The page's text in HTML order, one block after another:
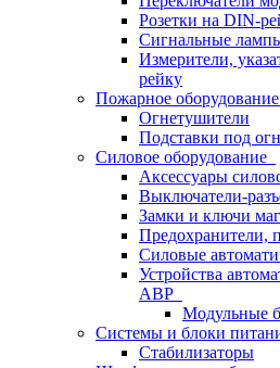
Розетки на DIN-
Сигнальные
Измерители,
рейку
Пожарное оборудование
Огнетушители
Подставки под
Силовое оборудование
Аксессуары
Выключатели-
Замки и ключи
Предохранители,
Силовые
Устройства
АВР
Модульные
Системы и блоки
Стабилизаторы